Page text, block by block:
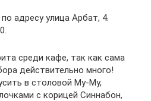
адресу улица Арбат, 4.
среди кафе, так как сама
действительно много!
в столовой Му-Му,
с корицей Синнабон,